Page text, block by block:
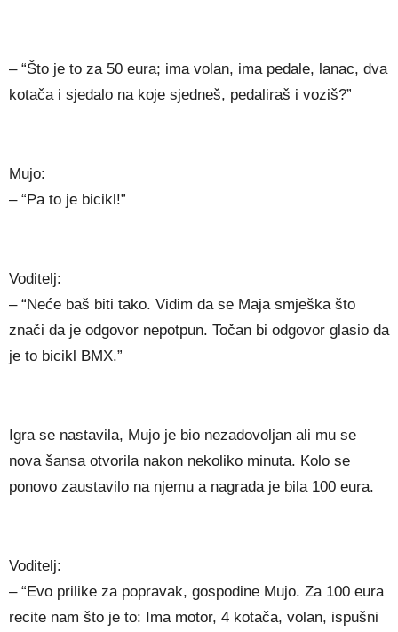
– “Što je to za 50 eura; ima volan, ima pedale, lanac, dva
kotača i sjedalo na koje sjedneš, pedaliraš i voziš?”
Mujo:
– “Pa to je bicikl!”
Voditelj:
– “Neće baš biti tako. Vidim da se Maja smješka što
znači da je odgovor nepotpun. Točan bi odgovor glasio da
je to bicikl BMX.”
Igra se nastavila, Mujo je bio nezadovoljan ali mu se
nova šansa otvorila nakon nekoliko minuta. Kolo se
ponovo zaustavilo na njemu a nagrada je bila 100 eura.
Voditelj:
– “Evo prilike za popravak, gospodine Mujo. Za 100 eura
recite nam što je to: Ima motor, 4 kotača, volan, ispušni